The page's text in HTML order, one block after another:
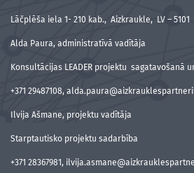
Lāčplēša iela 1- 210 kab., Aizkraukle, LV – 5101
Alda Paura, administratīvā vadītāja
Konsultācijas LEADER projektu sagatavošanā
+371 29487108,
Ilvija Ašmane, projektu vadītāja
Starptautisko projektu sadarbība
+371 28367981,